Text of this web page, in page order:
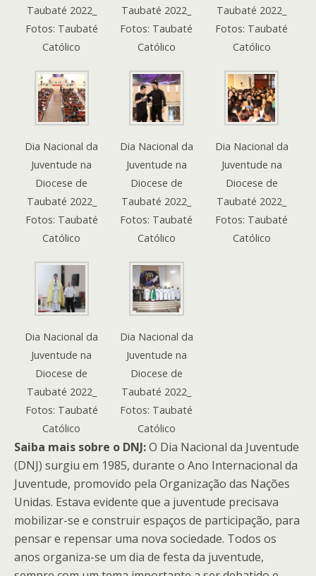
Taubaté 2022_
Fotos: Taubaté
Católico
Taubaté 2022_
Fotos: Taubaté
Católico
Taubaté 2022_
Fotos: Taubaté
Católico
Dia Nacional da
Juventude na
Diocese de
Taubaté 2022_
Fotos: Taubaté
Católico
Dia Nacional da
Juventude na
Diocese de
Taubaté 2022_
Fotos: Taubaté
Católico
Dia Nacional da
Juventude na
Diocese de
Taubaté 2022_
Fotos: Taubaté
Católico
Dia Nacional da
Juventude na
Diocese de
Taubaté 2022_
Fotos: Taubaté
Católico
Dia Nacional da
Juventude na
Diocese de
Taubaté 2022_
Fotos: Taubaté
Católico
Saiba mais sobre o DNJ:O Dia Nacional da Juventude
(DNJ) surgiu em 1985, durante o Ano Internacional da
Juventude, promovido pela Organização das Nações
Unidas. Estava evidente que a juventude precisava
mobilizar-se e construir espaços de participação, para
pensar e repensar uma nova sociedade. Todos os
anos organiza-se um dia de festa da juventude,